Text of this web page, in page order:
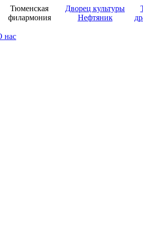
Тюменская
филармония
Дворец культуры
Нефтяник
нас